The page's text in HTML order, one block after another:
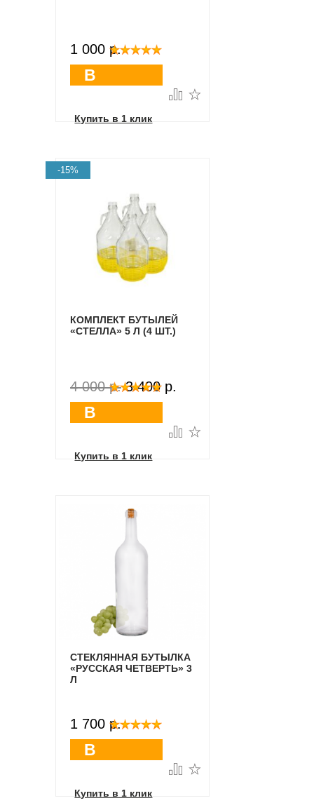
1 000 p.
В
Купить в 1 клик
КОМПЛЕКТ БУТЫЛЕЙ
«СТЕЛЛА» 5 Л (4 ШТ.)
4 000 p. 3 400 p.
-15%
В
Купить в 1 клик
СТЕКЛЯННАЯ БУТЫЛКА
«РУССКАЯ ЧЕТВЕРТЬ» 3
Л
1 700 p.
В
Купить в 1 клик